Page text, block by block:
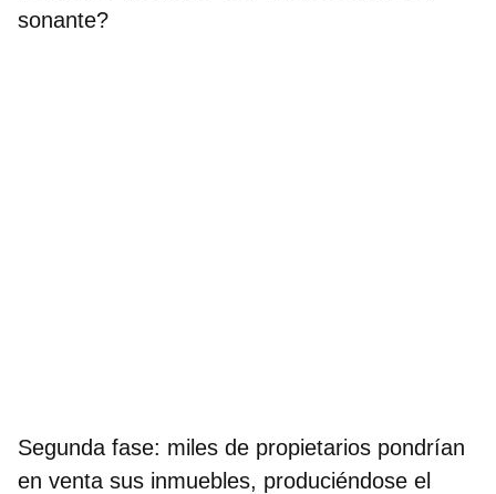
sonante?
Segunda fase: miles de propietarios pondrían
en venta sus inmuebles, produciéndose el